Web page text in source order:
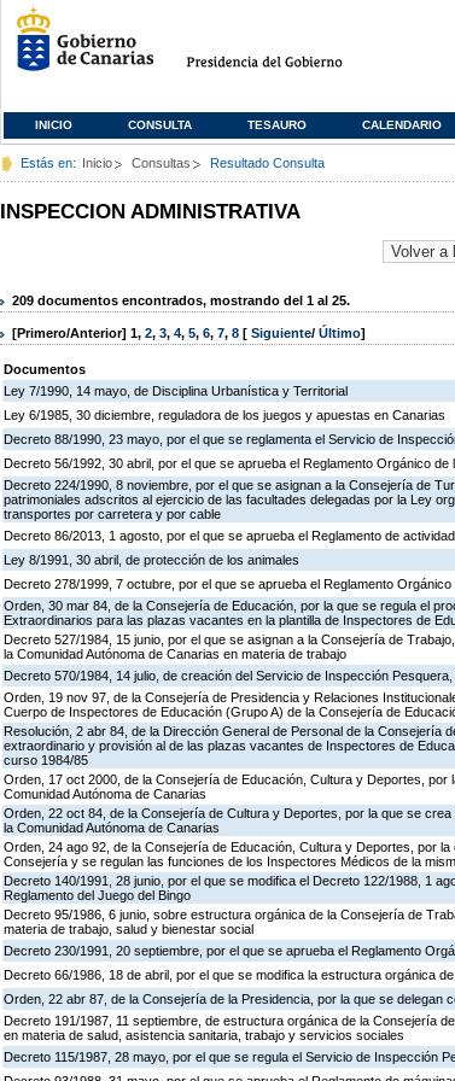
INICIO CONSULTA TESAURO CALENDARIO
Estás en: Inicio Consultas Resultado Consulta
INSPECCION ADMINISTRATIVA
209 documentos encontrados, mostrando del 1 al 25.
[Primero/Anterior] 1, 2, 3, 4, 5, 6, 7, 8 [ Siguiente/ Último]
Documentos
Ley 7/1990, 14 mayo, de Disciplina Urbanística y Territorial
Ley 6/1985, 30 diciembre, reguladora de los juegos y apuestas en Canarias
Decreto 88/1990, 23 mayo, por el que se reglamenta el Servicio de
Decreto 56/1992, 30 abril, por el que se aprueba el Reglamento Orgánico
Decreto 224/1990, 8 noviembre, por el que se asignan a la Consejería de
patrimoniales adscritos al ejercicio de las facultades delegadas por la Ley
transportes por carretera y por cable
Decreto 86/2013, 1 agosto, por el que se aprueba el Reglamento de
Ley 8/1991, 30 abril, de protección de los animales
Decreto 278/1999, 7 octubre, por el que se aprueba el Reglamento
Orden, 30 mar 84, de la Consejería de Educación, por la que se regula el
Extraordinarios para las plazas vacantes en la plantilla de Inspectores de
Decreto 527/1984, 15 junio, por el que se asignan a la Consejería de
la Comunidad Autónoma de Canarias en materia de trabajo
Decreto 570/1984, 14 julio, de creación del Servicio de Inspección
Orden, 19 nov 97, de la Consejería de Presidencia y Relaciones
Cuerpo de Inspectores de Educación (Grupo A) de la Consejería de
Resolución, 2 abr 84, de la Dirección General de Personal de la
extraordinario y provisión al de las plazas vacantes de Inspectores de
curso 1984/85
Orden, 17 oct 2000, de la Consejería de Educación, Cultura y Deportes,
Comunidad Autónoma de Canarias
Orden, 22 oct 84, de la Consejería de Cultura y Deportes, por la que se
la Comunidad Autónoma de Canarias
Orden, 24 ago 92, de la Consejería de Educación, Cultura y Deportes, por
Consejería y se regulan las funciones de los Inspectores Médicos de la
Decreto 140/1991, 28 junio, por el que se modifica el Decreto 122/1988, 1
Reglamento del Juego del Bingo
Decreto 95/1986, 6 junio, sobre estructura orgánica de la Consejería de
materia de trabajo, salud y bienestar social
Decreto 230/1991, 20 septiembre, por el que se aprueba el Reglamento
Decreto 66/1986, 18 de abril, por el que se modifica la estructura orgánica
Orden, 22 abr 87, de la Consejería de la Presidencia, por la que se delegan
Decreto 191/1987, 11 septiembre, de estructura orgánica de la Consejería
en materia de salud, asistencia sanitaria, trabajo y servicios sociales
Decreto 115/1987, 28 mayo, por el que se regula el Servicio de Inspección